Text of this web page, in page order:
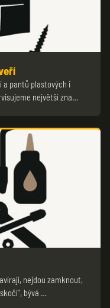
a pantů plastových i
největší zna…
nejdou zamknout,
bývá …